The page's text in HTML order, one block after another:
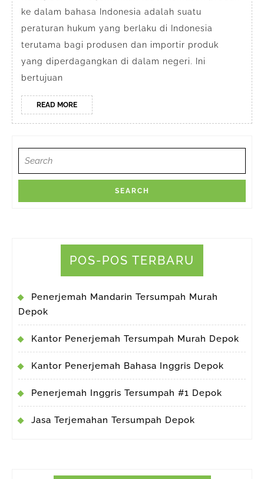
Depok
ke dalam bahasa Indonesia adalah suatu
peraturan hukum yang berlaku di Indonesia
terutama bagi produsen dan importir produk
yang diperdagangkan di dalam negeri. Ini
bertujuan
READ MOREREAD
MORE
for:
POS-POS TERBARU
Penerjemah Mandarin Tersumpah Murah
Depok
Kantor Penerjemah Tersumpah Murah Depok
Kantor Penerjemah Bahasa Inggris Depok
Penerjemah Inggris Tersumpah #1 Depok
Jasa Terjemahan Tersumpah Depok